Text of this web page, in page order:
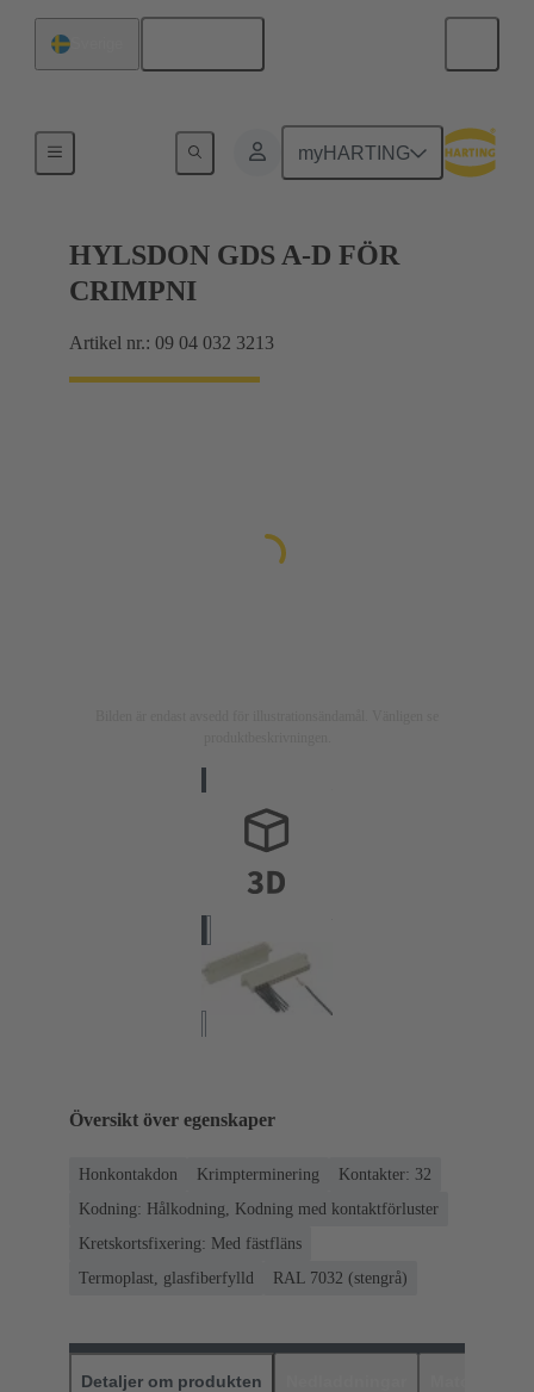
myHARTING
HYLSDON GDS A-D FÖR
CRIMPNI
Artikel nr.: 09 04 032 3213
Översikt över egenskaper
Honkontakdon Krimpterminering
Kontakter: 32
Kodning: Hålkodning, Kodning med kontaktförluster
Kretskortsfixering: Med fästfläns
Termoplast, glasfiberfylld
RAL 7032 (stengrå)
Detaljer om produkten